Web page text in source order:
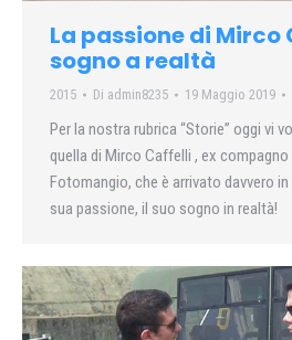
La passione di Mirco
sogno a realtà
2015 Di admin8235 19 Maggio 2019
Per la nostra rubrica “Storie” oggi vi
quella di Mirco Caffelli , ex
Fotomangio, che è arrivato davvero
sua passione, il suo sogno in realtà!